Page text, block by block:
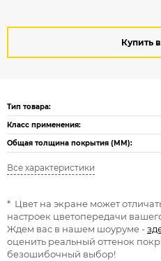
Купить
Тип товара:
Класс применения:
Общая толщина покрытия (ММ):
Все характеристики
* Цвет на экране может
настроек цветопередачи
Ждем вас в нашем шоуруме -
оценить реальный оттенок
безошибочный выбор!